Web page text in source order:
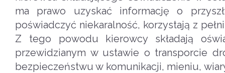
ma prawo uzyskać informację o
poświadczyć niekaralność, korzystają z
Z tego powodu kierowcy składają
przewidzianym w ustawie o transporcie
bezpieczeństwu w komunikacji, mieniu,